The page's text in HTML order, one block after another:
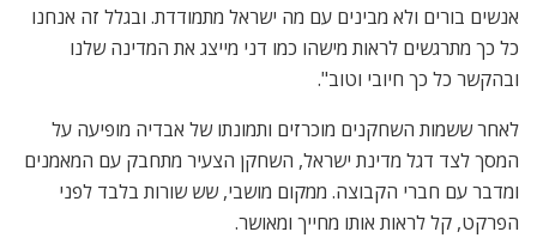
אנשים בורים ולא מבינים עם מה ישראל מתמודדת. ובגלל זה אנחנו
כל כך מתרגשים לראות מישהו כמו דני מייצג את המדינה שלנו
ובהקשר כל כך חיובי וטוב".
לאחר ששמות השחקנים מוכרזים ותמונתו של אבדיה מופיעה על
המסך לצד דגל מדינת ישראל, השחקן הצעיר מתחבק עם המאמנים
ומדבר עם חברי הקבוצה. ממקום מושבי, שש שורות בלבד לפני
הפרקט, קל לראות אותו מחייך ומאושר.